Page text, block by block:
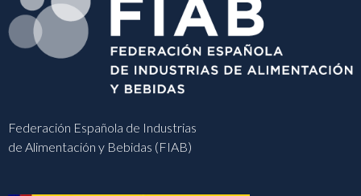
Federación Española de Industrias
de Alimentación y Bebidas (FIAB)